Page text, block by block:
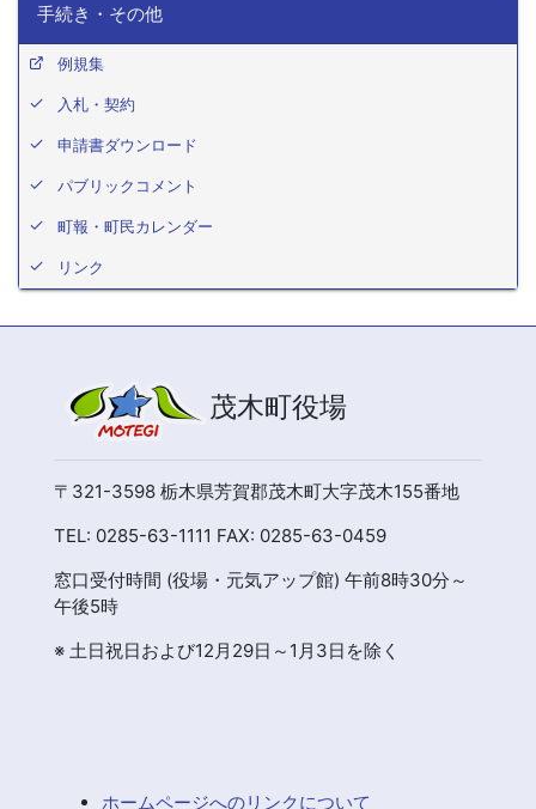
手続き・その他
例規集
入札・契約
申請書ダウンロード
パブリックコメント
町報・町民カレンダー
リンク
茂木町役場
〒321-3598 栃木県芳賀郡茂木町大字茂木155番地
TEL: 0285-63-1111 FAX: 0285-63-0459
窓口受付時間 (役場・元気アップ館) 午前8時30分～
午後5時
※ 土日祝日および12月29日～1月3日を除く
ホームページへのリンクについて